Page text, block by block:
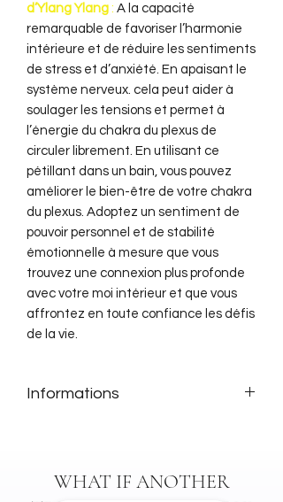
d’Ylang Ylang : A la capacité
remarquable de favoriser l’harmonie
intérieure et de réduire les sentiments
de stress et d’anxiété. En apaisant le
système nerveux. cela peut aider à
soulager les tensions et permet à
l’énergie du chakra du plexus de
circuler librement. En utilisant ce
pétillant dans un bain, vous pouvez
améliorer le bien-être de votre chakra
du plexus. Adoptez un sentiment de
pouvoir personnel et de stabilité
émotionnelle à mesure que vous
trouvez une connexion plus profonde
avec votre moi intérieur et que vous
affrontez en toute confiance les défis
de la vie.
Informations
Ingrédients :Sodium Bicarbonate,
WHAT IF ANOTHER